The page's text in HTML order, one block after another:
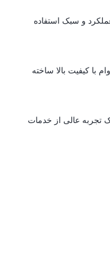
و سبک استفاده
با کیفیت بالا ساخته
تجربه عالی از خدمات